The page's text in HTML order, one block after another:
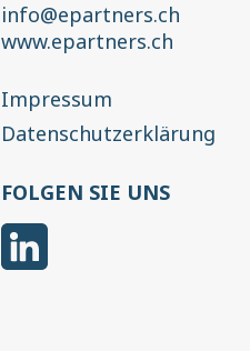
info@epartners.ch
www.epartners.ch
Impressum
Datenschutzerklärung
FOLGEN SIE UNS